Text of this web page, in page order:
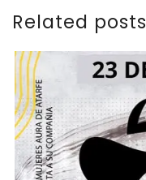
Related posts